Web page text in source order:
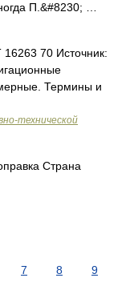
П.&#8230; …
70 Источник:
Термины и
технической
Страна
7 8
9